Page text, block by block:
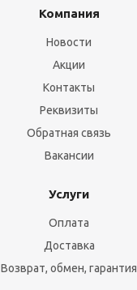
Компания
Новости
Акции
Контакты
Реквизиты
Обратная связь
Вакансии
Услуги
Оплата
Доставка
Возврат, обмен, гарантия